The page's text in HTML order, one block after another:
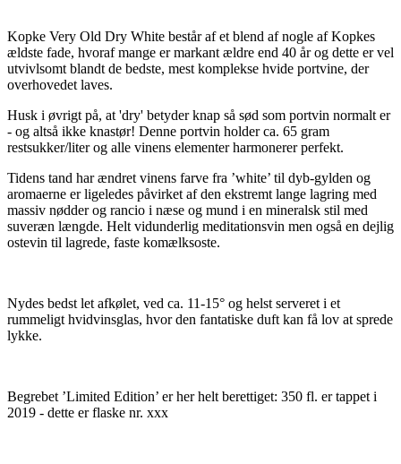
Kopke Very Old Dry White består af et blend af nogle af Kopkes
ældste fade, hvoraf mange er markant ældre end 40 år og dette er vel
utvivlsomt blandt de bedste, mest komplekse hvide portvine, der
overhovedet laves.
Husk i øvrigt på, at 'dry' betyder knap så sød som portvin normalt er
- og altså ikke knastør! Denne portvin holder ca. 65 gram
restsukker/liter og alle vinens elementer harmonerer perfekt.
Tidens tand har ændret vinens farve fra ’white’ til dyb-gylden og
aromaerne er ligeledes påvirket af den ekstremt lange lagring med
massiv nødder og rancio i næse og mund i en mineralsk stil med
suveræn længde. Helt vidunderlig meditationsvin men også en dejlig
ostevin til lagrede, faste komælksoste.
Nydes bedst let afkølet, ved ca. 11-15° og helst serveret i et
rummeligt hvidvinsglas, hvor den fantatiske duft kan få lov at sprede
lykke.
Begrebet ’Limited Edition’ er her helt berettiget: 350 fl. er tappet i
2019 - dette er flaske nr. xxx